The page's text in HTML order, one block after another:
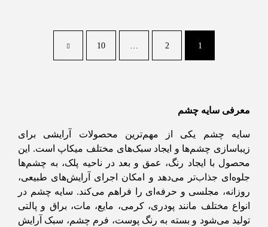
1
2
10
معرفی سایه چشم
سایه چشم یکی از مهم‌ترین محصولات آرایشی برای
زیباسازی چشم‌ها و ایجاد سبک‌های مختلف میکاپ است. این
محصول با ایجاد رنگ، عمق و بعد در ناحیه پلک، به چشم‌ها
جلوه‌ای جذاب‌تر می‌دهد و امکان اجرای آرایش‌های طبیعی،
روزانه، مجلسی و حرفه‌ای را فراهم می‌کند. سایه چشم در
انواع مختلف مانند پودری، کرمی، مایع، مات، براق و پالتی
تولید می‌شود و بسته به رنگ پوست، فرم چشم، سبک آرایش